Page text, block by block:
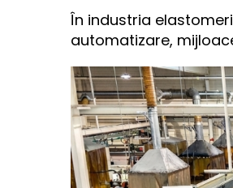
În industria
automatizare,